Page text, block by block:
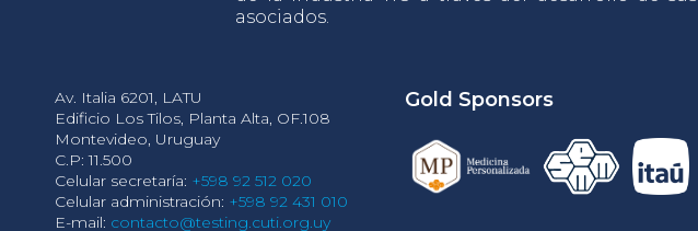
asociados.
Av. Italia 6201, LATU
Edificio Los Tilos, Planta Alta, OF.108
Montevideo, Uruguay
C.P: 11.500
Celular secretaría: +598 92 512 020
Celular administración: +598 92 431 010
E-mail: contacto@testing.cuti.org.uy
Gold Sponsors